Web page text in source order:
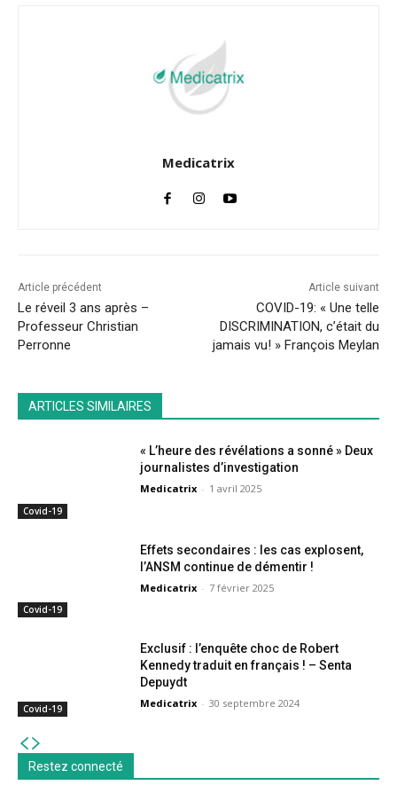
Medicatrix
Article précédent
Le réveil 3 ans après –
Professeur Christian
Perronne
Article suivant
COVID-19: « Une telle
DISCRIMINATION, c’était du
jamais vu! » François Meylan
ARTICLES SIMILAIRES
Covid-19
« L’heure des révélations a sonné » Deux
journalistes d’investigation
Medicatrix - 1 avril 2025
Covid-19
Effets secondaires : les cas explosent,
l’ANSM continue de démentir !
Medicatrix - 7 février 2025
Covid-19
Exclusif : l’enquête choc de Robert
Kennedy traduit en français ! – Senta
Depuydt
Medicatrix - 30 septembre 2024
Restez connecté